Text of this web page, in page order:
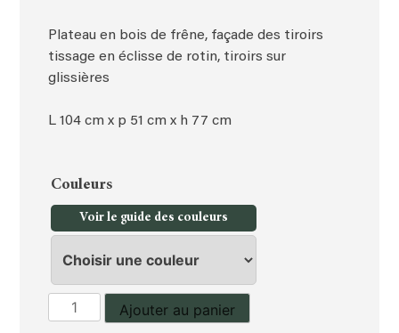
Plateau en bois de frêne, façade des tiroirs
tissage en éclisse de rotin, tiroirs sur
glissières
L 104 cm x p 51 cm x h 77 cm
Couleurs
Voir le guide des couleurs
quantité
de
Ajouter au panier